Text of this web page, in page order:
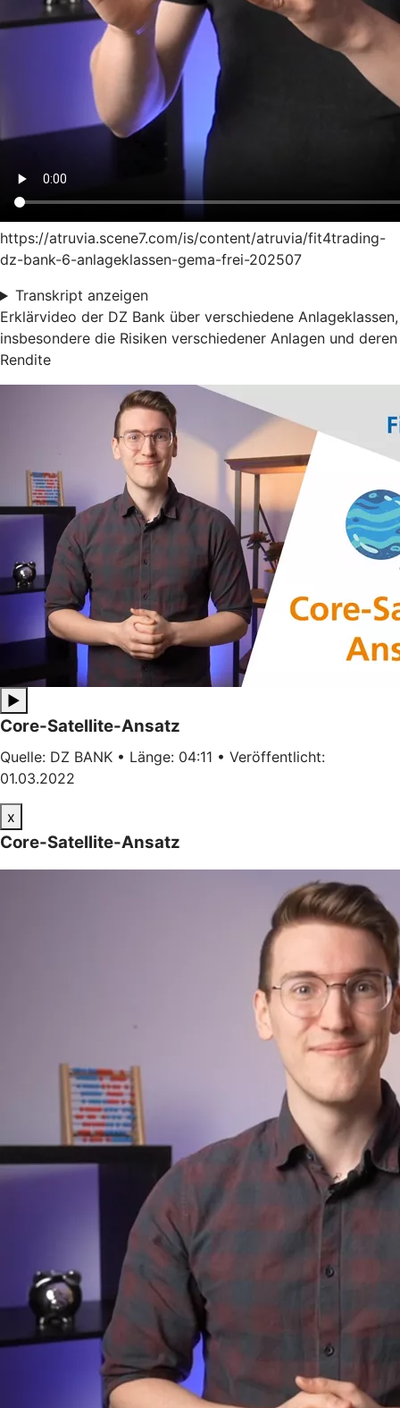
https://atruvia.scene7.com/is/content/atruvia/fit4trading-
dz-bank-6-anlageklassen-gema-frei-202507
Transkript anzeigen
Erklärvideo der DZ Bank über verschiedene Anlageklassen,
insbesondere die Risiken verschiedener Anlagen und deren
Rendite
▶
Core-Satellite-Ansatz
Quelle: DZ BANK • Länge: 04:11 • Veröffentlicht:
01.03.2022
x
Core-Satellite-Ansatz